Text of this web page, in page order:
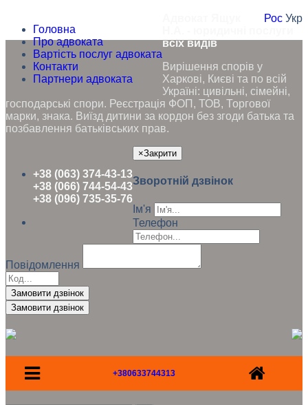
Головна
Про адвоката
Вартість послуг адвоката
Контакти
Партнери адвоката
Рос Укр
всіх видів
Вирішення спорів у
Харкові, Києві та по всій
Україні: цивільні, сімейні,
господарські спори. Реєстрація ФОП, ТОВ, Торгової
марки, знака. Виїзд дитини за кордон без згоди батька та
позбавлення батьківських прав.
+38 (063) 374-43-13
+38 (066) 744-54-43
+38 (096) 735-35-76
×Закрити
Зворотній дзвінок
Ім'я
Телефон
Повідомлення
Замовити дзвінок
+380633744313